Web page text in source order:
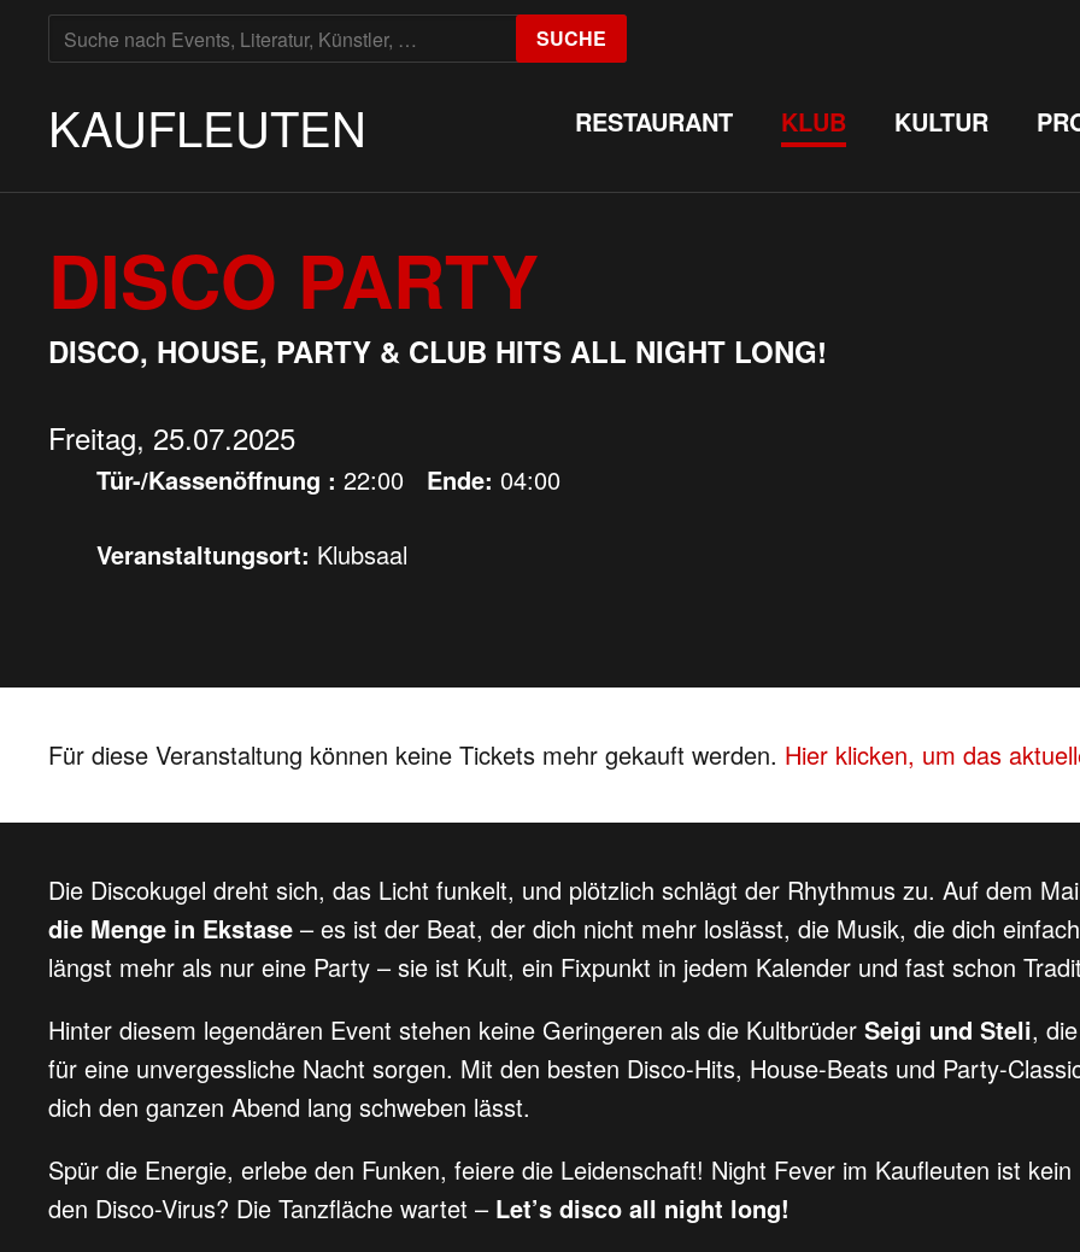
SUCHE
NACH:
SUCHE
KAUFLEUTEN RESTAURANT KLUB KULTUR
DISCO PARTY
DISCO, HOUSE, PARTY & CLUB HITS ALL NIGHT LONG!
Freitag, 25.07.2025
Tür-/Kassenöffnung : 22:00 Ende: 04:00
Veranstaltungsort: Klubsaal
Für diese Veranstaltung können keine Tickets mehr gekauft werden. Hier klicken, um das
Die Discokugel dreht sich, das Licht funkelt, und plötzlich schlägt der Rhythmus zu. Auf dem
die Menge in Ekstase – es ist der Beat, der dich nicht mehr loslässt, die Musik, die dich
längst mehr als nur eine Party – sie ist Kult, ein Fixpunkt in jedem Kalender und fast schon
Hinter diesem legendären Event stehen keine Geringeren als die Kultbrüder Seigi und Steli,
für eine unvergessliche Nacht sorgen. Mit den besten Disco-Hits, House-Beats und Party-
dich den ganzen Abend lang schweben lässt.
Spür die Energie, erlebe den Funken, feiere die Leidenschaft! Night Fever im Kaufleuten ist
den Disco-Virus? Die Tanzfläche wartet – Let’s disco all night long!